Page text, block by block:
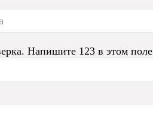
Напишите 123 в этом поле